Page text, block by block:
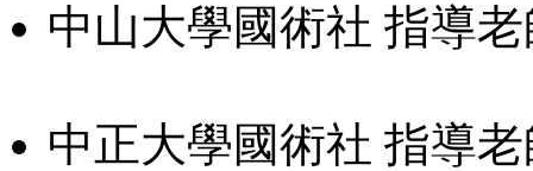
中山大學國術社 指導
中正大學國術社 指導